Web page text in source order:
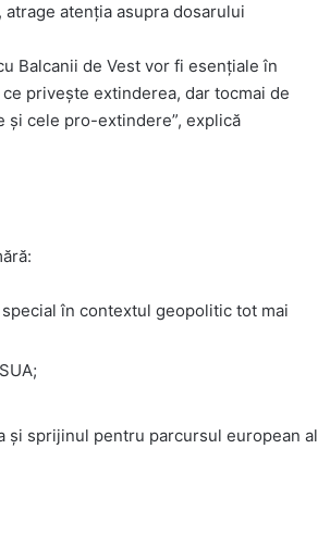
atenția asupra dosarului
Balcanii de Vest vor fi esențiale în
privește extinderea, dar tocmai de
și cele pro-extindere”, explică
în contextul geopolitic tot mai
și sprijinul pentru parcursul european al